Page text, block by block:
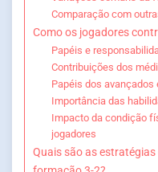
Comparação com
Como os jogadores
Papéis e
Contribuições dos
Papéis dos
Importância das
Impacto da condição
jogadores
Quais são as